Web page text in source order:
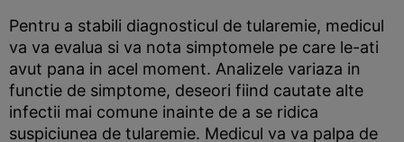
Pentru a stabili diagnosticul de tularemie, medicul
va va evalua si va nota simptomele pe care le-ati
avut pana in acel moment. Analizele variaza in
functie de simptome, deseori fiind cautate alte
infectii mai comune inainte de a se ridica
suspiciunea de tularemie. Medicul va va palpa de